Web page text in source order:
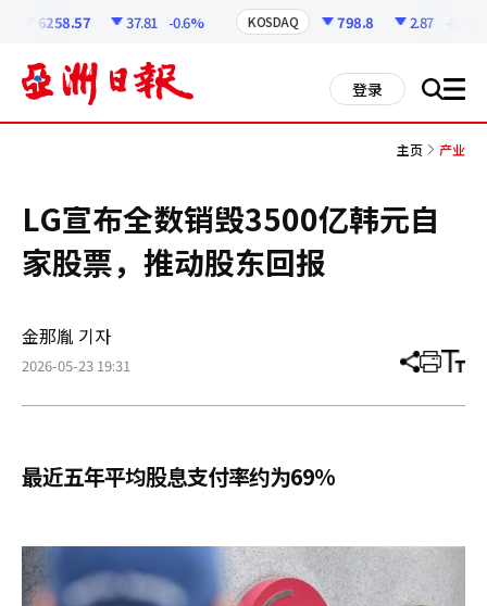
6258.57 37.81 -0.6% KOSDAQ 798.8 2.87 -0.36%
登录 搜 all
主页 产业
LG宣布全数销毁3500亿韩元自
家股票，推动股东回报
金那胤 기자
2026-05-23 19:31 分
章
打 调
小
最近五年平均股息支付率约为69%